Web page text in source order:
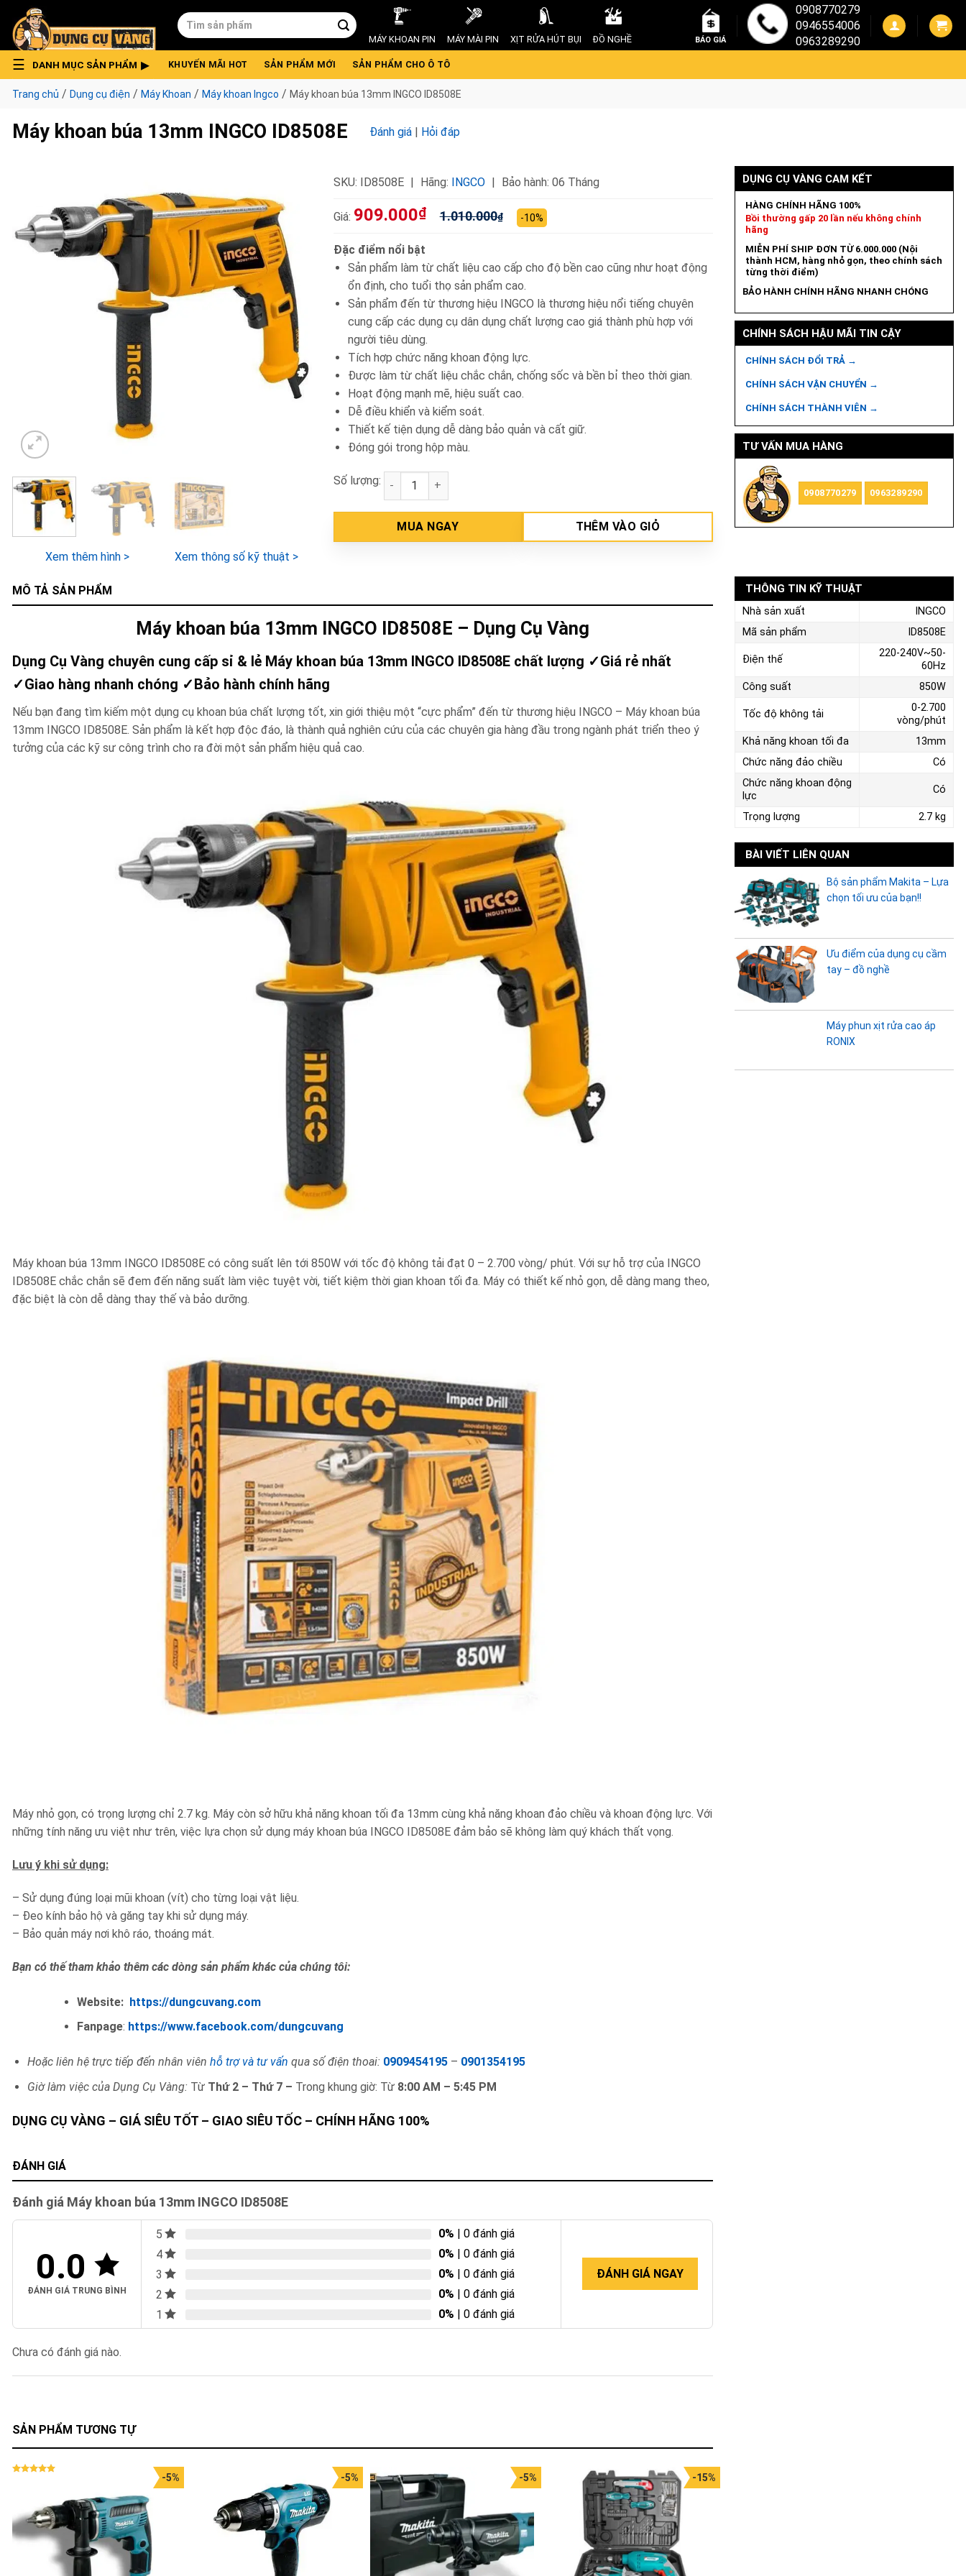
content
Tìm
kiếm:
MÁY KHOAN PIN MÁY MÀI PIN XỊT RỬA HÚT BỤI ĐỒ NGHỀ BÁO GIÁ
0908770279
0946554006
0963289290
DANH MỤC SẢN PHẨM KHUYẾN MÃI HOT SẢN PHẨM MỚI SẢN PHẨM CHO Ô TÔ
Trang chủ / Dụng cụ điện / Máy Khoan / Máy khoan Ingco / Máy khoan búa 13mm INGCO ID8508E
Máy khoan búa 13mm INGCO ID8508E Đánh giá | Hỏi đáp
Xem thêm hình > Xem thông số kỹ thuật >
SKU: ID8508E Hãng: INGCO Bảo hành: 06 Tháng
Giá: 909.000₫ 1.010.000₫ -10%
Đặc điểm nổi bật
Sản phẩm làm từ chất liệu cao cấp cho độ bền cao cũng như hoạt động
ổn định, cho tuổi thọ sản phẩm cao.
Sản phẩm đến từ thương hiệu INGCO là thương hiệu nổi tiếng chuyên
cung cấp các dụng cụ dân dụng chất lượng cao giá thành phù hợp với
người tiêu dùng.
Tích hợp chức năng khoan động lực.
Được làm từ chất liệu chắc chắn, chống sốc và bền bỉ theo thời gian.
Hoạt động mạnh mẽ, hiệu suất cao.
Dễ điều khiển và kiểm soát.
Thiết kế tiện dụng dễ dàng bảo quản và cất giữ.
Đóng gói trong hộp màu.
Số lượng: Máy khoan búa 13mm INGCO ID8508E số lượng
MUA NGAY THÊM VÀO GIỎ
DỤNG CỤ VÀNG CAM KẾT
HÀNG CHÍNH HÃNG 100%
Bồi thường gấp 20 lần nếu không chính
hãng
MIỄN PHÍ SHIP ĐƠN TỪ 6.000.000 (Nội
thành HCM, hàng nhỏ gọn, theo chính sách
từng thời điểm)
BẢO HÀNH CHÍNH HÃNG NHANH CHÓNG
CHÍNH SÁCH HẬU MÃI TIN CẬY
CHÍNH SÁCH ĐỔI TRẢ →
CHÍNH SÁCH VẬN CHUYỂN →
CHÍNH SÁCH THÀNH VIÊN →
TƯ VẤN MUA HÀNG
0908770279 0963289290
MÔ TẢ SẢN PHẨM
Máy khoan búa 13mm INGCO ID8508E – Dụng Cụ Vàng
Dụng Cụ Vàng chuyên cung cấp sỉ & lẻ Máy khoan búa 13mm INGCO ID8508E chất lượng ✓Giá rẻ nhất
✓Giao hàng nhanh chóng ✓Bảo hành chính hãng
Nếu bạn đang tìm kiếm một dụng cụ khoan búa chất lượng tốt, xin giới thiệu một “cực phẩm” đến từ thương hiệu INGCO – Máy khoan búa
13mm INGCO ID8508E. Sản phẩm là kết hợp độc đáo, là thành quả nghiên cứu của các chuyên gia hàng đầu trong ngành phát triển theo ý
tưởng của các kỹ sư công trình cho ra đời một sản phẩm hiệu quả cao.
Máy khoan búa 13mm INGCO ID8508E có công suất lên tới 850W với tốc độ không tải đạt 0 – 2.700 vòng/ phút. Với sự hỗ trợ của INGCO
ID8508E chắc chắn sẽ đem đến năng suất làm việc tuyệt vời, tiết kiệm thời gian khoan tối đa. Máy có thiết kế nhỏ gọn, dễ dàng mang theo,
đặc biệt là còn dễ dàng thay thế và bảo dưỡng.
Máy nhỏ gọn, có trọng lượng chỉ 2.7 kg. Máy còn sở hữu khả năng khoan tối đa 13mm cùng khả năng khoan đảo chiều và khoan động lực. Với
những tính năng ưu việt như trên, việc lựa chọn sử dụng máy khoan búa INGCO ID8508E đảm bảo sẽ không làm quý khách thất vọng.
Lưu ý khi sử dụng:
– Sử dụng đúng loại mũi khoan (vít) cho từng loại vật liệu.
– Đeo kính bảo hộ và găng tay khi sử dụng máy.
– Bảo quản máy nơi khô ráo, thoáng mát.
Bạn có thế tham khảo thêm các dòng sản phẩm khác của chúng tôi:
Website: https://dungcuvang.com
Fanpage: https://www.facebook.com/dungcuvang
Hoặc liên hệ trực tiếp đến nhân viên hỗ trợ và tư vấn qua số điện thoai: 0909454195– 0901354195
Giờ làm việc của Dụng Cụ Vàng: Từ Thứ 2 – Thứ 7 – Trong khung giờ: Từ 8:00 AM – 5:45 PM
DỤNG CỤ VÀNG – GIÁ SIÊU TỐT – GIAO SIÊU TỐC – CHÍNH HÃNG 100%
ĐÁNH GIÁ
Đánh giá Máy khoan búa 13mm INGCO ID8508E
0.0
ĐÁNH GIÁ TRUNG BÌNH
5 0% | 0 đánh giá
4
0% | 0 đánh giá
3
0% | 0 đánh giá
2
0% | 0 đánh giá
1
0% | 0 đánh giá
ĐÁNH GIÁ NGAY
Chưa có đánh giá nào.
SẢN PHẨM TƯƠNG TỰ
-5% -5% -5% -15%
THÔNG TIN KỸ THUẬT
Nhà sản xuất
INGCO
Mã sản phẩm
ID8508E
Điện thế
220-240V~50-
60Hz
Công suất
850W
Tốc độ không tải
0-2.700
vòng/phút
Khả năng khoan tối đa
13mm
Chức năng đảo chiều
Có
Chức năng khoan động
lực
Có
Trọng lượng 2.7 kg
BÀI VIẾT LIÊN QUAN
Bộ sản phẩm Makita – Lựa
chọn tối ưu của bạn!!
Ưu điểm của dụng cụ cầm
tay – đồ nghề
Máy phun xịt rửa cao áp
RONIX